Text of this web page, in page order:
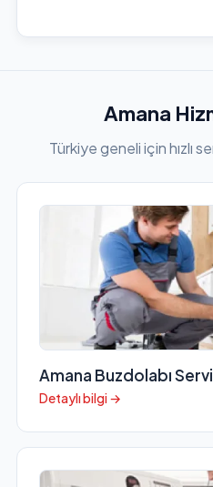
Amana
Türkiye geneli için hızlı
Amana Buzdolabı
Detaylı bilgi →